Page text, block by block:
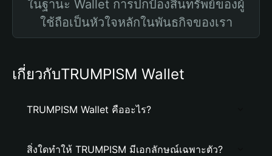
ในฐานะ Wallet การปกป้องสินทรัพย์ของผู้
ใช้ถือเป็นหัวใจหลักในพันธกิจของเรา
เกี่ยวกับTRUMPISM Wallet
TRUMPISM Wallet คืออะไร?
สิ่งใดทำให้ TRUMPISM มีเอกลักษณ์เฉพาะตัว?